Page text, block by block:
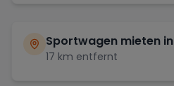
Sportwagen mieten in
17 km entfernt